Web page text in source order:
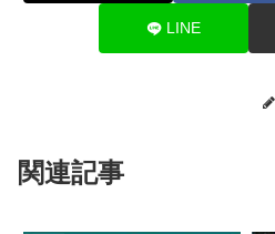
LINE
関連記事